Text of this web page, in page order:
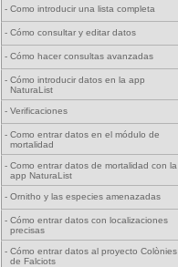
- Como introducir una lista completa
- Cómo consultar y editar datos
- Cómo hacer consultas avanzadas
- Cómo introducir datos en la app
NaturaList
- Verificaciones
- Como entrar datos en el módulo de
mortalidad
- Como entrar datos de mortalidad con la
app NaturaList
- Ornitho y las especies amenazadas
- Cómo entrar datos con localizaciones
precisas
- Cómo entrar datos al proyecto Colònies
de Falciots